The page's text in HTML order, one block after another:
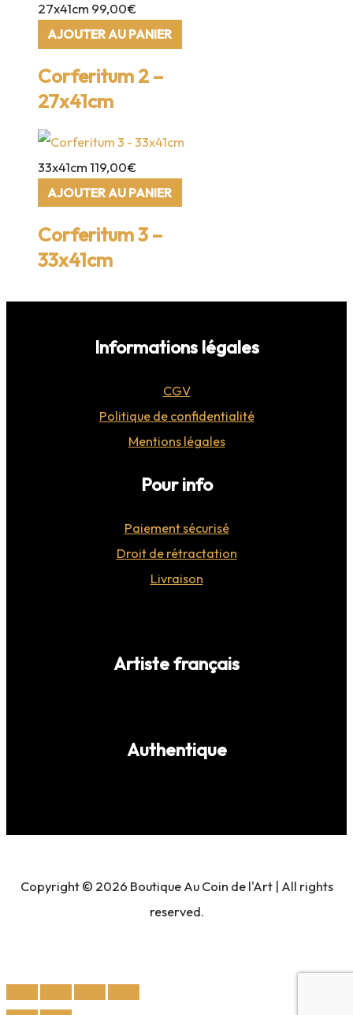
27x41cm 99,00€
AJOUTER AU PANIER
Corferitum 2 –
27x41cm
33x41cm 119,00€
AJOUTER AU PANIER
Corferitum 3 –
33x41cm
Informations légales
CGV
Politique de confidentialité
Mentions légales
Pour info
Paiement sécurisé
Droit de rétractation
Livraison
Artiste français
Authentique
Copyright © 2026 Boutique Au Coin de l'Art | All rights
reserved.